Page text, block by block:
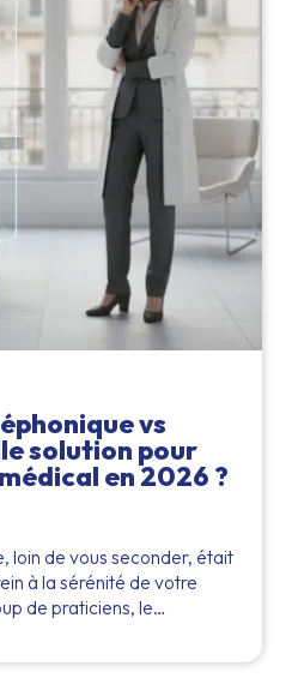
vs
solution pour
en 2026 ?
loin de vous seconder, était
à la sérénité de votre
de praticiens, le…